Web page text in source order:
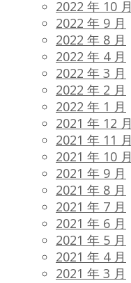
2022 年 10 月
2022 年 9 月
2022 年 8 月
2022 年 4 月
2022 年 3 月
2022 年 2 月
2022 年 1 月
2021 年 12 月
2021 年 11 月
2021 年 10 月
2021 年 9 月
2021 年 8 月
2021 年 7 月
2021 年 6 月
2021 年 5 月
2021 年 4 月
2021 年 3 月